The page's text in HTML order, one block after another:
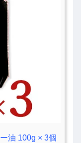
油 100g × 3個